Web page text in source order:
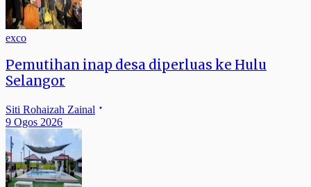
exco
Pemutihan inap desa diperluas ke Hulu
Selangor
Siti Rohaizah Zainal
9 Ogos 2026